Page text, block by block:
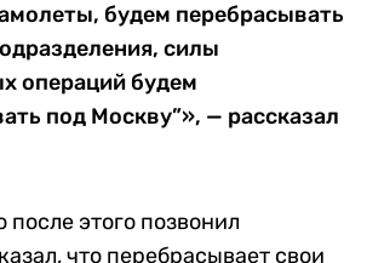
будем перебрасывать
силы
операций будем
под Москву”», — рассказал
после этого позвонил
что перебрасывает свои